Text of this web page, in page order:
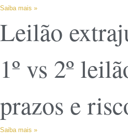
Saiba mais »
Leilão
1º vs 2º
prazos e
Saiba mais »